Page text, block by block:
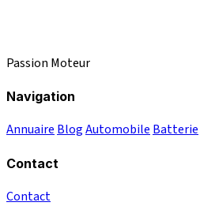
Passion Moteur
Navigation
Annuaire BlogAutomobile Batterie
Contact
Contact